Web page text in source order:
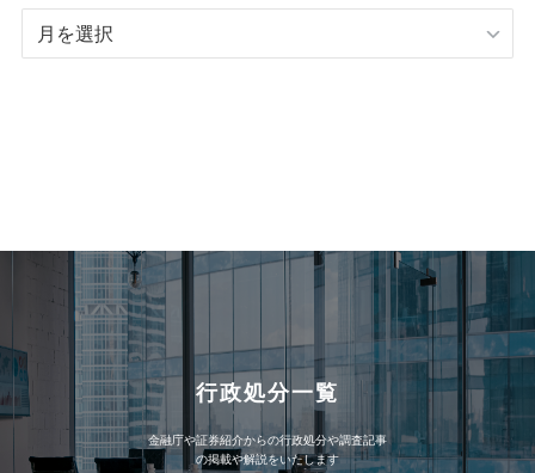
BLOG
行政処分一覧
金融庁や証券紹介からの行政処分や調査記事
の掲載や解説をいたします